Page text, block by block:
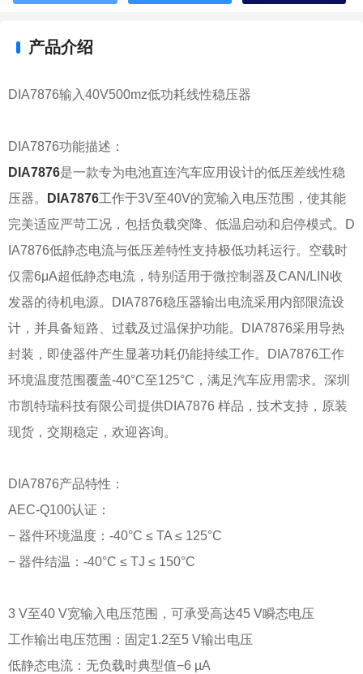
产品介绍
DIA7876输入40V500mz低功耗线性稳压器
DIA7876功能描述：
DIA7876是一款专为电池直连汽车应用设计的低压差线性稳
压器。
DIA7876工作于3V至40V的宽输入电压范围，使其能
完美适应严苛工况，包括负载突降、低温启动和启停模式。D
IA7876低静态电流与低压差特性支持极低功耗运行。空载时
仅需6μA超低静态电流，特别适用于微控制器及CAN/LIN收
发器的待机电源。DIA7876稳压器输出电流采用内部限流设
计，并具备短路、过载及过温保护功能。DIA7876采用导热
封装，即使器件产生显著功耗仍能持续工作。DIA7876工作
环境温度范围覆盖-40°C至125°C，满足汽车应用需求。深圳
市凯特瑞科技有限公司提供DIA7876 样品，技术支持，原装
现货，交期稳定，欢迎咨询。
DIA7876产品特性：
AEC-Q100认证：
− 器件环境温度：-40°C ≤ TA ≤ 125°C
− 器件结温：-40°C ≤ TJ ≤ 150°C
3 V至40 V宽输入电压范围，可承受高达45 V瞬态电压
工作输出电压范围：固定1.2至5 V输出电压
低静态电流：无负载时典型值−6 µA